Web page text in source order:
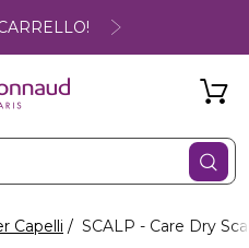
Capelli SCALP - Care Dry